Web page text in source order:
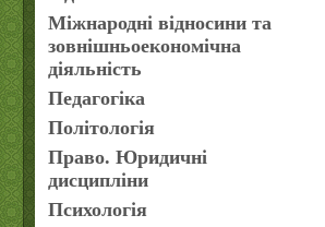
Міжнародні відносини та
зовнішньоекономічна
діяльність
Педагогіка
Політологія
Право. Юридичні
дисципліни
Психологія